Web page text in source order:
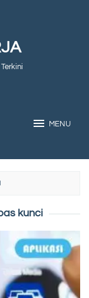
MENU
kunci